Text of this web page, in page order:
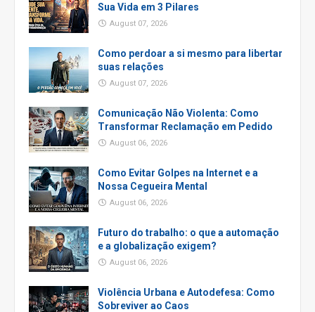
Sua Vida em 3 Pilares
August 07, 2026
Como perdoar a si mesmo para libertar
suas relações
August 07, 2026
Comunicação Não Violenta: Como
Transformar Reclamação em Pedido
August 06, 2026
Como Evitar Golpes na Internet e a
Nossa Cegueira Mental
August 06, 2026
Futuro do trabalho: o que a automação
e a globalização exigem?
August 06, 2026
Violência Urbana e Autodefesa: Como
Sobreviver ao Caos